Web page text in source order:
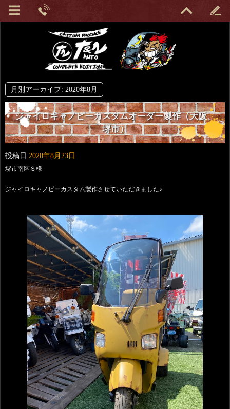
月別アーカイブ: 2020年8月
ジャイロキャノピーカスタムオーダー製作（大阪、
堺市）
投稿日 2020年8月23日
堺市南区Ｓ様
ジャイロキャノピーカスタム製作させていただきました♪